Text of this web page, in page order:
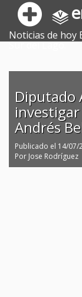
Noticias de hoy
Sur del Lago.
Diputado
Andrés
Publicado el 14/07/
Por Jose Rodríguez